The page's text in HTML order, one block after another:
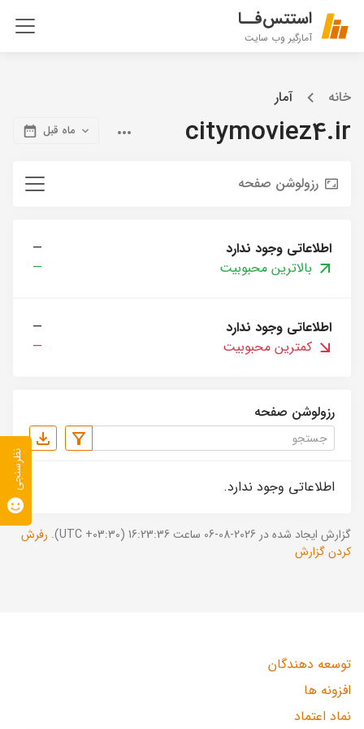
استتس‌فــا
آمارگیر وب سایت
خانه آمار
citymoviez4.ir ماه قبل
رزولوشن صفحه
اطلاعاتی وجود ندارد
—
بالاترین محبوبیت
—
اطلاعاتی وجود ندارد
—
کمترین محبوبیت
—
رزولوشن صفحه
اطلاعاتی وجود ندارد.
گزارش ایجاد شده در 2026-08-06 ساعت 16:23:36 (UTC +03:30).
رفرش
کردن گزارش
توسعه دهندگان
افزونه ها
نماد اعتماد
نظرسنجی